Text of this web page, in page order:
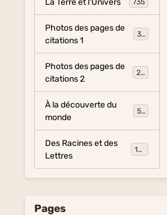
735
Photos des pages de
citations 1
317
Photos des pages de
citations 2
281
À la découverte du
monde
54
Des Racines et des
Lettres
134
Pages